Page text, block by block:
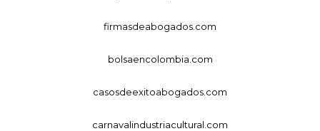
firmasdeabogados.com
bolsaencolombia.com
casosdeexitoabogados.com
carnavalindustriacultural.com